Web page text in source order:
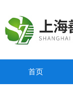
首页